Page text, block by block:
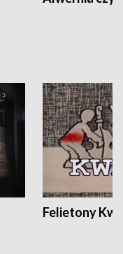
Felietony